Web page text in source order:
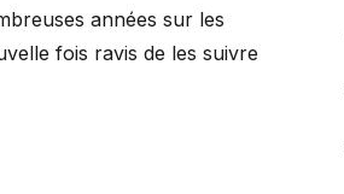
années sur les
fois ravis de les suivre